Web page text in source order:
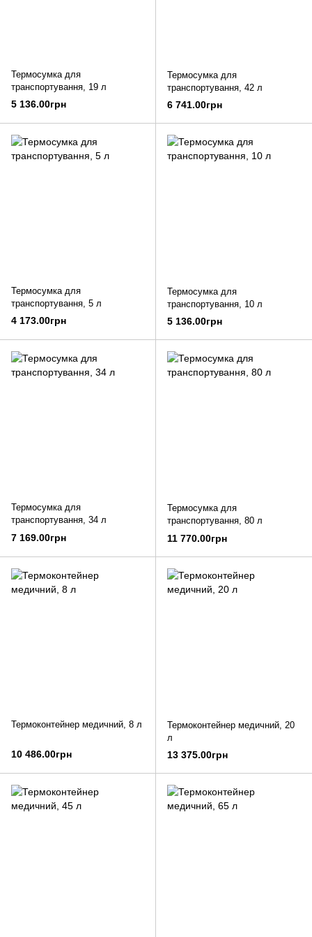
Термосумка для
транспортування, 19 л
5 136.00грн
Термосумка для
транспортування, 42 л
6 741.00грн
Термосумка для
транспортування, 5 л
4 173.00грн
Термосумка для
транспортування, 10 л
5 136.00грн
Термосумка для
транспортування, 34 л
7 169.00грн
Термосумка для
транспортування, 80 л
11 770.00грн
Термоконтейнер медичний, 8 л
10 486.00грн
Термоконтейнер медичний, 20
л
13 375.00грн